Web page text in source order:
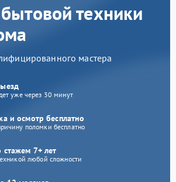
техники
мастера
уже через 30 минут
и осмотр бесплатно
поломки бесплатно
стажем 7+ лет
любой сложности